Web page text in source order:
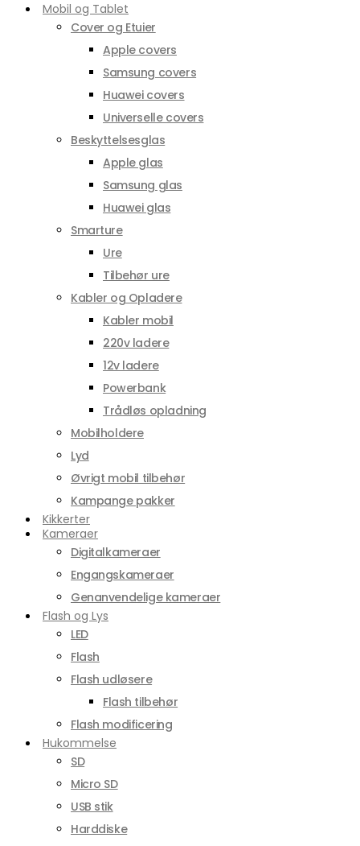
Mobil og Tablet
Cover og Etuier
Apple covers
Samsung covers
Huawei covers
Universelle covers
Beskyttelsesglas
Apple glas
Samsung glas
Huawei glas
Smarture
Ure
Tilbehør ure
Kabler og Opladere
Kabler mobil
220v ladere
12v ladere
Powerbank
Trådløs opladning
Mobilholdere
Lyd
Øvrigt mobil tilbehør
Kampange pakker
Kikkerter
Kameraer
Digitalkameraer
Engangskameraer
Genanvendelige kameraer
Flash og Lys
LED
Flash
Flash udløsere
Flash tilbehør
Flash modificering
Hukommelse
SD
Micro SD
USB stik
Harddiske